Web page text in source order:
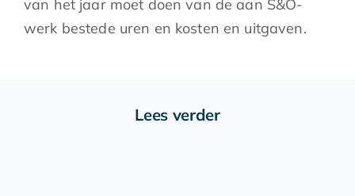
van het jaar moet doen van de aan S&O-
werk bestede uren en kosten en uitgaven.
Lees verder